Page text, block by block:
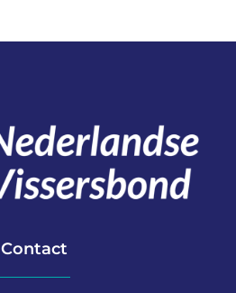
Contact